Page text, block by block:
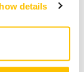
details
selskapet som
Sjöberg.